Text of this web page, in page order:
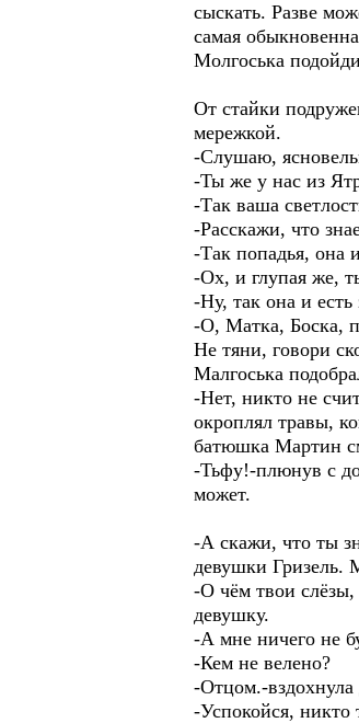
сыскать. Разве
самая
Молгоська
От стайки
мережкой.
-Слушаю,
-Ты же у нас из
-Так ваша
-Расскажи, что
-Так попадья, она
-Ох, и глупая же,
-Ну, так она и есть
-О, Матка, Боска,
Не тяни, говори
Малгоська
-Нет, никто не
окроплял травы,
батюшка Мартин
-Тьфу!-плюнув с
может.
-А скажи, что ты
девушки Гризель.
-О чём твои слёзы,
девушку.
-А мне ничего не
-Кем не велено?
-Отцом.-вздохнула
-Успокойся, никто